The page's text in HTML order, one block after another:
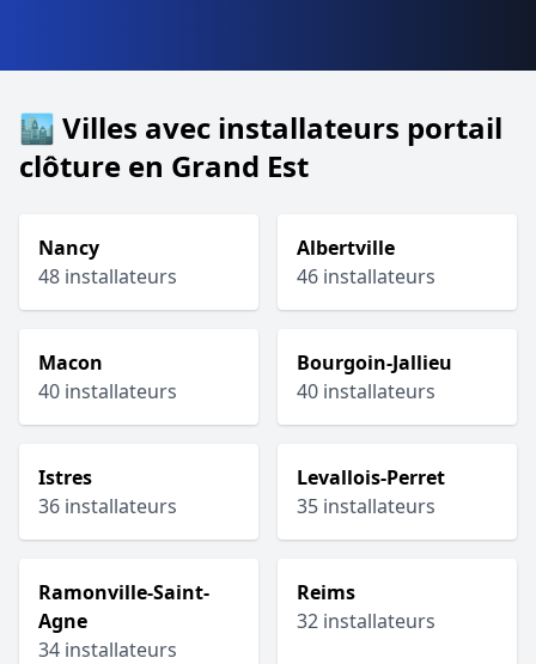
🏙️ Villes avec installateurs portail
clôture en Grand Est
Nancy
48 installateurs
Albertville
46 installateurs
Macon
40 installateurs
Bourgoin-Jallieu
40 installateurs
Istres
36 installateurs
Levallois-Perret
35 installateurs
Ramonville-Saint-
Agne
34 installateurs
Reims
32 installateurs